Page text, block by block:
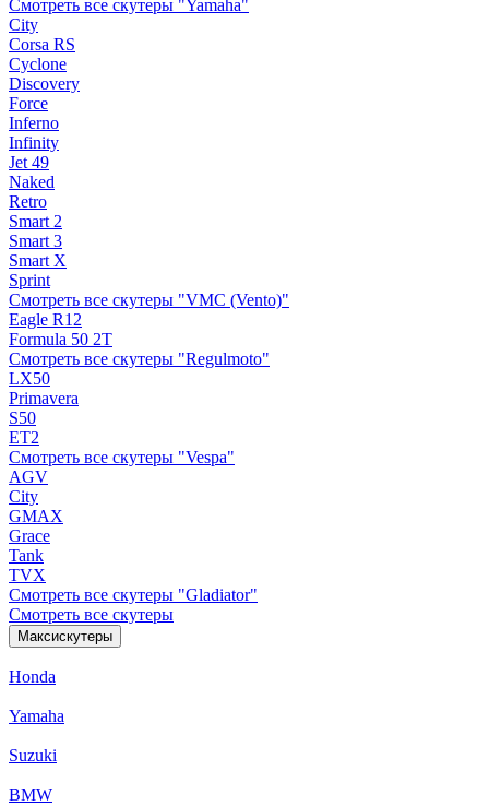
Смотреть все скутеры "Yamaha"
City
Corsa RS
Cyclone
Discovery
Force
Inferno
Infinity
Jet 49
Naked
Retro
Smart 2
Smart 3
Smart X
Sprint
Смотреть все скутеры "VMC (Vento)"
Eagle R12
Formula 50 2Т
Смотреть все скутеры "Regulmoto"
LX50
Primavera
S50
ET2
Смотреть все скутеры "Vespa"
AGV
City
GMAX
Grace
Tank
TVX
Смотреть все скутеры "Gladiator"
Смотреть все скутеры
Максискутеры
Honda
Yamaha
Suzuki
BMW